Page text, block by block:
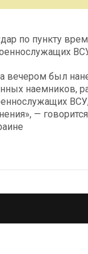
по пункту
вечером был
наемников,
—